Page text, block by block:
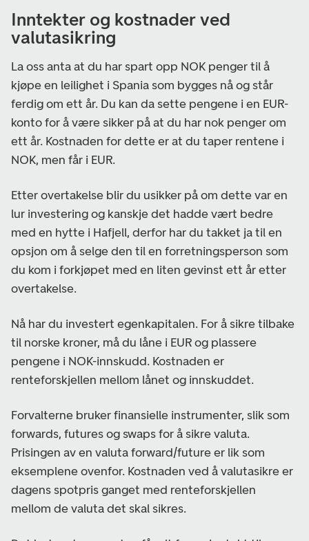
Inntekter og kostnader ved
valutasikring
La oss anta at du har spart opp NOK penger til å
kjøpe en leilighet i Spania som bygges nå og står
ferdig om ett år. Du kan da sette pengene i en EUR-
konto for å være sikker på at du har nok penger om
ett år. Kostnaden for dette er at du taper rentene i
NOK, men får i EUR.
Etter overtakelse blir du usikker på om dette var en
lur investering og kanskje det hadde vært bedre
med en hytte i Hafjell, derfor har du takket ja til en
opsjon om å selge den til en forretningsperson som
du kom i forkjøpet med en liten gevinst ett år etter
overtakelse.
Nå har du investert egenkapitalen. For å sikre tilbake
til norske kroner, må du låne i EUR og plassere
pengene i NOK-innskudd. Kostnaden er
renteforskjellen mellom lånet og innskuddet.
Forvalterne bruker finansielle instrumenter, slik som
forwards, futures og swaps for å sikre valuta.
Prisingen av en valuta forward/future er lik som
eksemplene ovenfor. Kostnaden ved å valutasikre er
dagens spotpris ganget med renteforskjellen
mellom de valuta det skal sikres.